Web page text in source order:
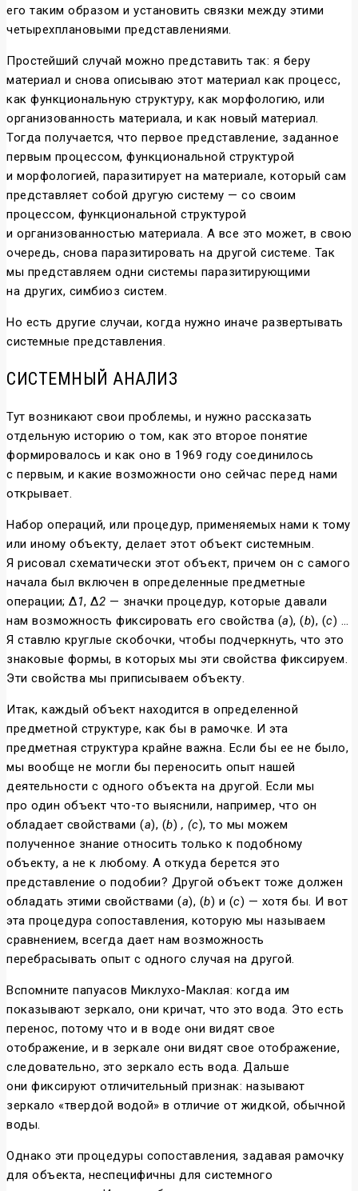
его таким образом и установить связки между этими
четырехплановыми представлениями.
Простейший случай можно представить так: я беру
материал и снова описываю этот материал как процесс,
как функциональную структуру, как морфологию, или
организованность материала, и как новый материал.
Тогда получается, что первое представление, заданное
первым процессом, функциональной структурой
и морфологией, паразитирует на материале, который сам
представляет собой другую систему — со своим
процессом, функциональной структурой
и организованностью материала. А все это может, в свою
очередь, снова паразитировать на другой системе. Так
мы представляем одни системы паразитирующими
на других, симбиоз систем.
Но есть другие случаи, когда нужно иначе развертывать
системные представления.
СИСТЕМНЫЙ АНАЛИЗ
Тут возникают свои проблемы, и нужно рассказать
отдельную историю о том, как это второе понятие
формировалось и как оно в 1969 году соединилось
с первым, и какие возможности оно сейчас перед нами
открывает.
Набор операций, или процедур, применяемых нами к тому
или иному объекту, делает этот объект системным.
Я рисовал схематически этот объект, причем он с самого
начала был включен в определенные предметные
операции; Δ1, Δ2 — значки процедур, которые давали
нам возможность фиксировать его свойства (а), (b), (с) …
Я ставлю круглые скобочки, чтобы подчеркнуть, что это
знаковые формы, в которых мы эти свойства фиксируем.
Эти свойства мы приписываем объекту.
Итак, каждый объект находится в определенной
предметной структуре, как бы в рамочке. И эта
предметная структура крайне важна. Если бы ее не было,
мы вообще не могли бы переносить опыт нашей
деятельности с одного объекта на другой. Если мы
про один объект что-то выяснили, например, что он
обладает свойствами (а), (b) , (с), то мы можем
полученное знание относить только к подобному
объекту, а не к любому. А откуда берется это
представление о подобии? Другой объект тоже должен
обладать этими свойствами (а), (b) и (с) — хотя бы. И вот
эта процедура сопоставления, которую мы называем
сравнением, всегда дает нам возможность
перебрасывать опыт с одного случая на другой.
Вспомните папуасов Миклухо-Маклая: когда им
показывают зеркало, они кричат, что это вода. Это есть
перенос, потому что и в воде они видят свое
отображение, и в зеркале они видят свое отображение,
следовательно, это зеркало есть вода. Дальше
они фиксируют отличительный признак: называют
зеркало «твердой водой» в отличие от жидкой, обычной
воды.
Однако эти процедуры сопоставления, задавая рамочку
для объекта, неспецифичны для системного